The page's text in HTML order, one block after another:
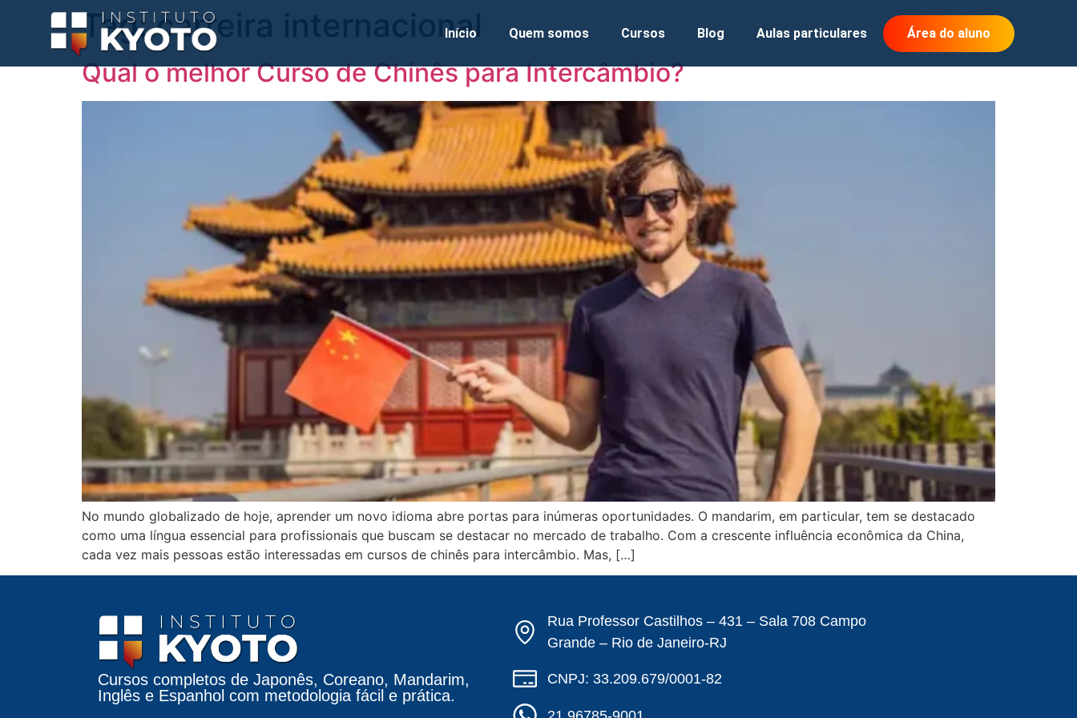
Início Quem somos Cursos Blog Aulas particulares Área do aluno
Tag:carreira internacional
Qual o melhor Curso de Chinês para Intercâmbio?
No mundo globalizado de hoje, aprender um novo idioma abre portas para inúmeras oportunidades. O mandarim, em particular, tem se destacado
como uma língua essencial para profissionais que buscam se destacar no mercado de trabalho. Com a crescente influência econômica da China,
cada vez mais pessoas estão interessadas em cursos de chinês para intercâmbio. Mas, […]
Cursos completos de Japonês, Coreano, Mandarim,
Inglês e Espanhol com metodologia fácil e prática.
Rua Professor Castilhos – 431 – Sala 708 Campo
Grande – Rio de Janeiro-RJ
CNPJ: 33.209.679/0001-82